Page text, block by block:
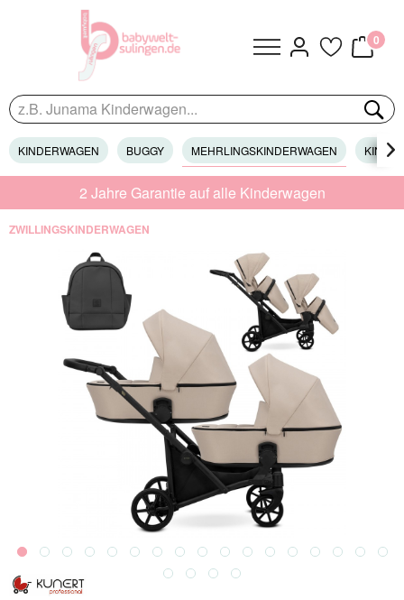
0
KINDERWAGEN BUGGY MEHRLINGSKINDERWAGEN 
2 Jahre Garantie auf alle Kinderwagen
ZWILLINGSKINDERWAGEN